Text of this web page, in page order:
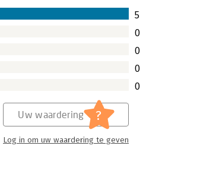
5
0
0
0
0
Uw waardering ?
Log in om uw waardering te geven